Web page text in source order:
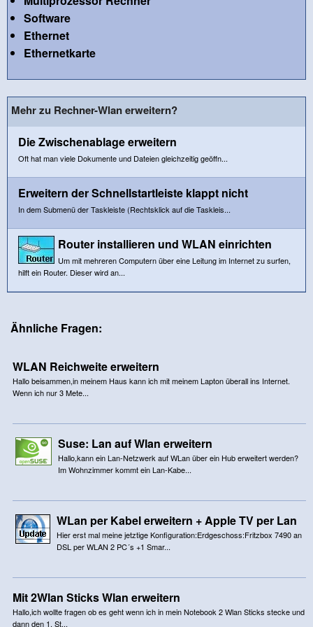
Software
Ethernet
Ethernetkarte
Mehr zu Rechner-Wlan erweitern?
Die Zwischenablage erweitern
Oft hat man viele Dokumente und Dateien gleichzeitig geöffn...
Erweitern der Schnellstartleiste klappt nicht
In dem Submenü der Taskleiste (Rechtsklick auf die Taskleis...
Router installieren und WLAN einrichten
Um mit mehreren Computern über eine Leitung im Internet zu surfen,
hilft ein Router. Dieser wird an...
Ähnliche Fragen:
WLAN Reichweite erweitern
Hallo beisammen,in meinem Haus kann ich mit meinem Lapton überall ins Internet.
Wenn ich nur 3 Mete...
Suse: Lan auf Wlan erweitern
Hallo,kann ein Lan-Netzwerk auf WLan über ein Hub erweitert werden?
Im Wohnzimmer kommt ein Lan-Kabe...
WLan per Kabel erweitern + Apple TV per Lan
Hier erst mal meine jetztige Konfiguration:Erdgeschoss:Fritzbox 7490 an
DSL per WLAN 2 PC´s +1 Smar...
Mit 2Wlan Sticks Wlan erweitern
Hallo,ich wollte fragen ob es geht wenn ich in mein Notebook 2 Wlan Sticks stecke und
dann den 1. St...